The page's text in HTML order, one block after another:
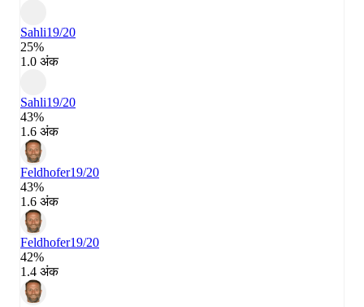
Sahli19/20
25%
1.0 अंक
Sahli19/20
43%
1.6 अंक
Feldhofer19/20
43%
1.6 अंक
Feldhofer19/20
42%
1.4 अंक